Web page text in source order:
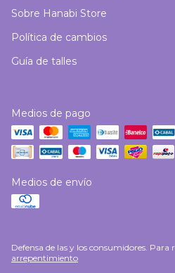
Sobre Hanabi Store
Política de cambios
Guía de talles
Medios de pago
Medios de envío
Defensa de las y los consumidores. Para
arrepentimiento